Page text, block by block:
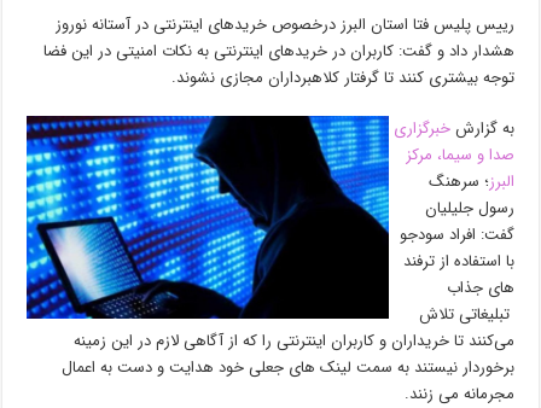
رییس پلیس فتا استان البرز درخصوص خریدهای اینترنتی در آستانه نوروز
هشدار داد و گفت: کاربران در خریدهای اینترنتی به نکات امنیتی در این فضا
توجه بیشتری کنند تا گرفتار کلاهبرداران مجازی نشوند.
به گزارشخبرگزاری
صدا و سیما، مرکز
البرز؛ سرهنگ
رسول جلیلیان
گفت: افراد سودجو
با استفاده از ترفند
های جذاب
تبلیغاتی تلاش
می‌کنند تا خریداران و کاربران اینترنتی را که از آگاهی لازم در این زمینه
برخوردار نیستند به سمت لینک های جعلی خود هدایت و دست به اعمال
مجرمانه می زنند.